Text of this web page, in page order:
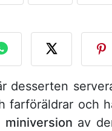
desserten
farföräldrar och
miniversion av